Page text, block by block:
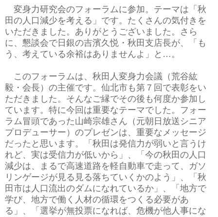
変身力研究会のフォーラムに参加。テーマは「秋
田の人口減少を考える」です。たくさんの気付きを
いただきました。ありがとうございました。さら
に、懇談会で日銀の吉濱久悦・秋田支店長が、「も
う、考えている余裕はありませんよ」と…。
このフォーラムは、秋田人変身力会議（荒谷紘
毅・会長）の主催です。仙北市も第７回で表彰をい
ただきました。そんなご縁でその後も何度か参加し
ています。特に今回は重要なテーマでした。フォー
ラム冒頭であった山崎宗雄さん（元朝日放送シニア
プロデューサー）のプレゼンは、重要なメッセージ
だったと思います。「秋田は発信力が弱いと言うけ
れど、実は受信力が低いから」、「今の秋田の人口
減少は、まるで高速道路を軽自動車で走って、ガソ
リンゲージが見る見る落ちていくかのよう」、「秋
田市は人口流出のダムになれているか」、「地方で
学び、地方で働く人材の循環をつくる必要があ
る」、「選挙が無投票になれば、危機が他人事にな